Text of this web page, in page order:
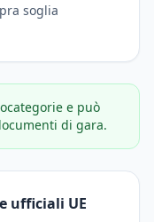
soglia
e può
di gara.
ufficiali UE